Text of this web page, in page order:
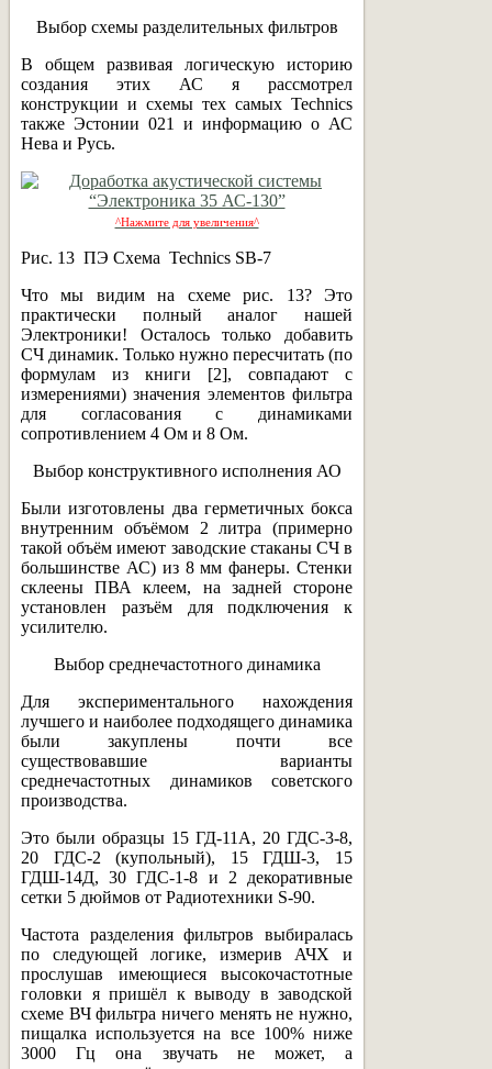
Выбор схемы разделительных фильтров
В общем развивая логическую историю
создания этих АС я рассмотрел
конструкции и схемы тех самых Technics
также Эстонии 021 и информацию о АС
Нева и Русь.
^Нажмите для увеличения^
Рис. 13 ПЭ Схема Technics SB-7
Что мы видим на схеме рис. 13? Это
практически полный аналог нашей
Электроники! Осталось только добавить
СЧ динамик. Только нужно пересчитать (по
формулам из книги [2], совпадают с
измерениями) значения элементов фильтра
для согласования с динамиками
сопротивлением 4 Ом и 8 Ом.
Выбор конструктивного исполнения АО
Были изготовлены два герметичных бокса
внутренним объёмом 2 литра (примерно
такой объём имеют заводские стаканы СЧ в
большинстве АС) из 8 мм фанеры. Стенки
склеены ПВА клеем, на задней стороне
установлен разъём для подключения к
усилителю.
Выбор среднечастотного динамика
Для экспериментального нахождения
лучшего и наиболее подходящего динамика
были закуплены почти все
существовавшие варианты
среднечастотных динамиков советского
производства.
Это были образцы 15 ГД-11А, 20 ГДС-3-8,
20 ГДС-2 (купольный), 15 ГДШ-3, 15
ГДШ-14Д, 30 ГДС-1-8 и 2 декоративные
сетки 5 дюймов от Радиотехники S-90.
Частота разделения фильтров выбиралась
по следующей логике, измерив АЧХ и
прослушав имеющиеся высокочастотные
головки я пришёл к выводу в заводской
схеме ВЧ фильтра ничего менять не нужно,
пищалка используется на все 100% ниже
3000 Гц она звучать не может, а